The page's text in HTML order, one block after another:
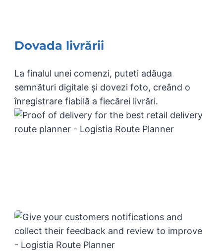
Dovada livrării
La finalul unei comenzi, puteti adăuga
semnături digitale și dovezi foto, creând o
înregistrare fiabilă a fiecărei livrări.